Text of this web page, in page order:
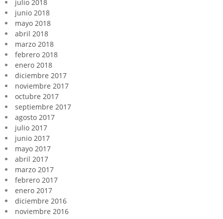
julio 2018
junio 2018
mayo 2018
abril 2018
marzo 2018
febrero 2018
enero 2018
diciembre 2017
noviembre 2017
octubre 2017
septiembre 2017
agosto 2017
julio 2017
junio 2017
mayo 2017
abril 2017
marzo 2017
febrero 2017
enero 2017
diciembre 2016
noviembre 2016